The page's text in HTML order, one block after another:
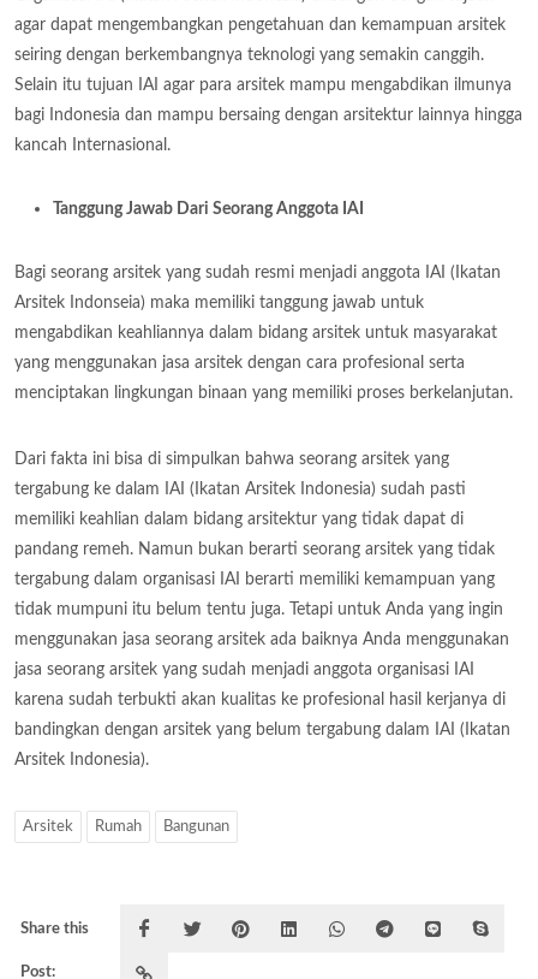
agar dapat mengembangkan pengetahuan dan kemampuan arsitek
seiring dengan berkembangnya teknologi yang semakin canggih.
Selain itu tujuan IAI agar para arsitek mampu mengabdikan ilmunya
bagi Indonesia dan mampu bersaing dengan arsitektur lainnya hingga
kancah Internasional.
Tanggung Jawab Dari Seorang Anggota IAI
Bagi seorang arsitek yang sudah resmi menjadi anggota IAI (Ikatan
Arsitek Indonseia) maka memiliki tanggung jawab untuk
mengabdikan keahliannya dalam bidang arsitek untuk masyarakat
yang menggunakan jasa arsitek dengan cara profesional serta
menciptakan lingkungan binaan yang memiliki proses berkelanjutan.
Dari fakta ini bisa di simpulkan bahwa seorang arsitek yang
tergabung ke dalam IAI (Ikatan Arsitek Indonesia) sudah pasti
memiliki keahlian dalam bidang arsitektur yang tidak dapat di
pandang remeh. Namun bukan berarti seorang arsitek yang tidak
tergabung dalam organisasi IAI berarti memiliki kemampuan yang
tidak mumpuni itu belum tentu juga. Tetapi untuk Anda yang ingin
menggunakan jasa seorang arsitek ada baiknya Anda menggunakan
jasa seorang arsitek yang sudah menjadi anggota organisasi IAI
karena sudah terbukti akan kualitas ke profesional hasil kerjanya di
bandingkan dengan arsitek yang belum tergabung dalam IAI (Ikatan
Arsitek Indonesia).
Arsitek Rumah Bangunan
Share this
Post: